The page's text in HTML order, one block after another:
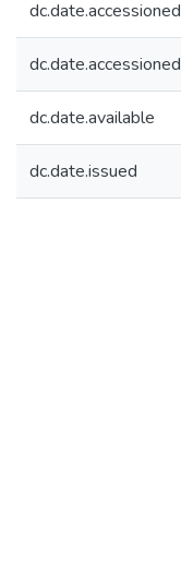
dc.date.accessioned
dc.date.accessioned
dc.date.available
dc.date.issued